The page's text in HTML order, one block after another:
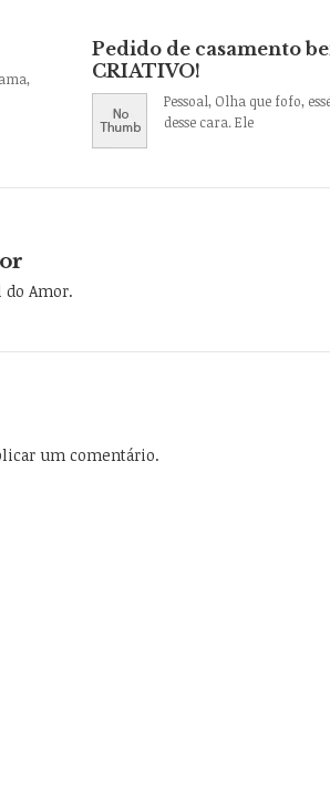
Pedido de casamento
CRIATIVO!
Pessoal, Olha que fofo,
desse cara. Ele
do Amor.
um comentário.